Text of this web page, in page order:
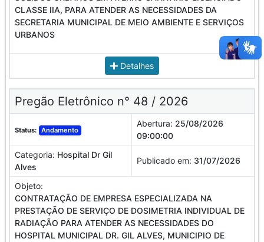
CLASSE IIA, PARA ATENDER AS NECESSIDADES DA
SECRETARIA MUNICIPAL DE MEIO AMBIENTE E SERVIÇOS
URBANOS
Detalhes
Pregão Eletrônico n° 48 / 2026
Status: Andamento
Abertura: 25/08/2026
09:00:00
Categoria: Hospital Dr Gil
Alves
Publicado em: 31/07/2026
Objeto:
CONTRATAÇÃO DE EMPRESA ESPECIALIZADA NA
PRESTAÇÃO DE SERVIÇO DE DOSIMETRIA INDIVIDUAL DE
RADIAÇÃO PARA ATENDER AS NECESSIDADES DO
HOSPITAL MUNICIPAL DR. GIL ALVES, MUNICIPIO DE